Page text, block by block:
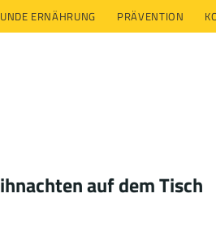
ERNÄHRUNG PRÄVENTION
auf dem Tisch